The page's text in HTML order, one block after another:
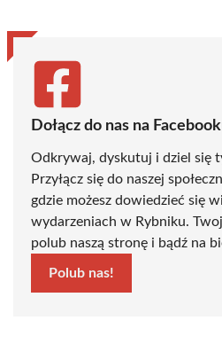
Dołącz do nas na
Odkrywaj, dyskutuj i dziel się
Przyłącz się do naszej
gdzie możesz dowiedzieć się
wydarzeniach w Rybniku.
polub naszą stronę i bądź na
Polub nas!